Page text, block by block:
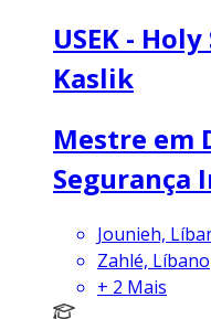
USEK -
Kaslik
Mestre em
Segurança
Jounieh,
Zahlé, Líbano
+ 2 Mais